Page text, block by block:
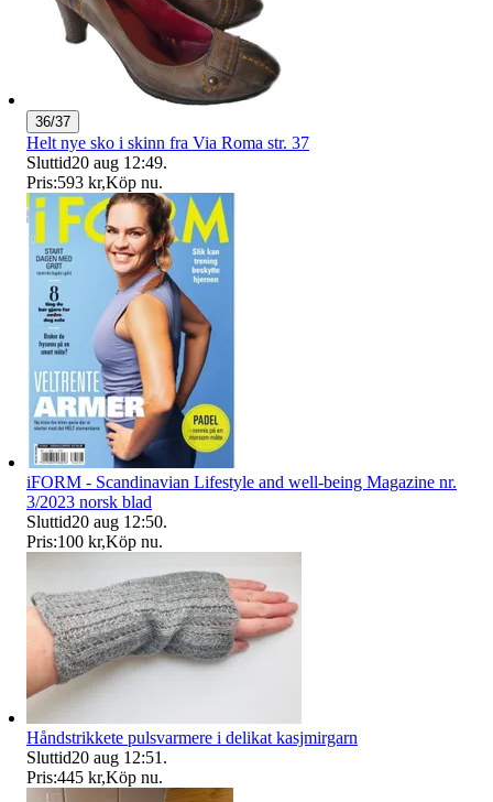
36/37
Helt nye sko i skinn fra Via Roma str. 37
Sluttid20 aug 12:49.
Pris:593 kr,Köp nu.
iFORM - Scandinavian Lifestyle and well-being Magazine nr.
3/2023 norsk blad
Sluttid20 aug 12:50.
Pris:100 kr,Köp nu.
Håndstrikkete pulsvarmere i delikat kasjmirgarn
Sluttid20 aug 12:51 .
Pris:445 kr,Köp nu.